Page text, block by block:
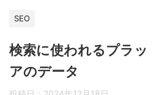
SEO
検索に使われるプラッ
アのデータ